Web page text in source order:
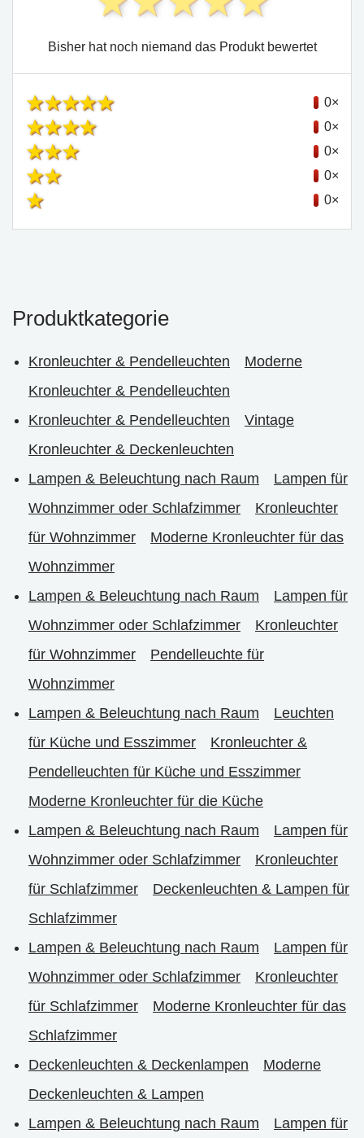
Bisher hat noch niemand das Produkt bewertet
0×
0×
0×
0×
0×
Produktkategorie
Kronleuchter & Pendelleuchten
Moderne
Kronleuchter & Pendelleuchten
Kronleuchter & Pendelleuchten
Vintage
Kronleuchter & Deckenleuchten
Lampen & Beleuchtung nach Raum
Lampen für
Wohnzimmer oder Schlafzimmer
Kronleuchter
für Wohnzimmer
Moderne Kronleuchter für das
Wohnzimmer
Lampen & Beleuchtung nach Raum
Lampen für
Wohnzimmer oder Schlafzimmer
Kronleuchter
für Wohnzimmer
Pendelleuchte für
Wohnzimmer
Lampen & Beleuchtung nach Raum
Leuchten
für Küche und Esszimmer
Kronleuchter &
Pendelleuchten für Küche und Esszimmer
Moderne Kronleuchter für die Küche
Lampen & Beleuchtung nach Raum
Lampen für
Wohnzimmer oder Schlafzimmer
Kronleuchter
für Schlafzimmer
Deckenleuchten & Lampen für
Schlafzimmer
Lampen & Beleuchtung nach Raum
Lampen für
Wohnzimmer oder Schlafzimmer
Kronleuchter
für Schlafzimmer
Moderne Kronleuchter für das
Schlafzimmer
Deckenleuchten & Deckenlampen
Moderne
Deckenleuchten & Lampen
Lampen & Beleuchtung nach Raum
Lampen für